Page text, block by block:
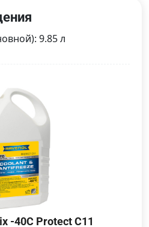
9.85 л
-40C Protect C11